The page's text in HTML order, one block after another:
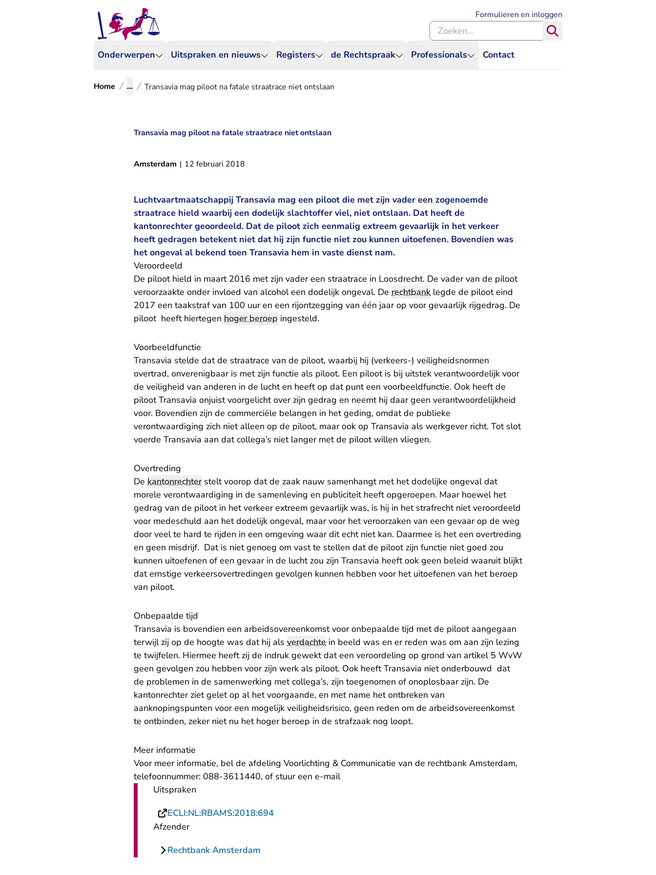
Onderwerpen Uitspraken en nieuws Registers de Rechtspraak Professionals Contact
Formulieren en inloggen
Zoeken binnen de Rechtspraak
Home ... Transavia mag piloot na fatale straatrace niet ontslaan
Transavia mag piloot na fatale straatrace niet ontslaan
Amsterdam | 12 februari 2018
Luchtvaartmaatschappij Transavia mag een piloot die met zijn vader een zogenoemde
straatrace hield waarbij een dodelijk slachtoffer viel, niet ontslaan. Dat heeft de
kantonrechter geoordeeld. Dat de piloot zich eenmalig extreem gevaarlijk in het verkeer
heeft gedragen betekent niet dat hij zijn functie niet zou kunnen uitoefenen. Bovendien was
het ongeval al bekend toen Transavia hem in vaste dienst nam.
Veroordeeld
De piloot hield in maart 2016 met zijn vader een straatrace in Loosdrecht. De vader van de piloot
veroorzaakte onder invloed van alcohol een dodelijk ongeval. De rechtbank legde de piloot eind
2017 een taakstraf van 100 uur en een rijontzegging van één jaar op voor gevaarlijk rijgedrag. De
piloot heeft hiertegen hoger beroep ingesteld.
Voorbeeldfunctie
Transavia stelde dat de straatrace van de piloot, waarbij hij (verkeers-) veiligheidsnormen
overtrad, onverenigbaar is met zijn functie als piloot. Een piloot is bij uitstek verantwoordelijk voor
de veiligheid van anderen in de lucht en heeft op dat punt een voorbeeldfunctie. Ook heeft de
piloot Transavia onjuist voorgelicht over zijn gedrag en neemt hij daar geen verantwoordelijkheid
voor. Bovendien zijn de commerciële belangen in het geding, omdat de publieke
verontwaardiging zich niet alleen op de piloot, maar ook op Transavia als werkgever richt. Tot slot
voerde Transavia aan dat collega’s niet langer met de piloot willen vliegen.
Overtreding
De kantonrechterstelt voorop dat de zaak nauw samenhangt met het dodelijke ongeval dat
morele verontwaardiging in de samenleving en publiciteit heeft opgeroepen. Maar hoewel het
gedrag van de piloot in het verkeer extreem gevaarlijk was, is hij in het strafrecht niet veroordeeld
voor medeschuld aan het dodelijk ongeval, maar voor het veroorzaken van een gevaar op de weg
door veel te hard te rijden in een omgeving waar dit echt niet kan. Daarmee is het een overtreding
en geen misdrijf. Dat is niet genoeg om vast te stellen dat de piloot zijn functie niet goed zou
kunnen uitoefenen of een gevaar in de lucht zou zijn Transavia heeft ook geen beleid waaruit blijkt
dat ernstige verkeersovertredingen gevolgen kunnen hebben voor het uitoefenen van het beroep
van piloot.
Onbepaalde tijd
Transavia is bovendien een arbeidsovereenkomst voor onbepaalde tijd met de piloot aangegaan
terwijl zij op de hoogte was dat hij als verdachte in beeld was en er reden was om aan zijn lezing
te twijfelen. Hiermee heeft zij de indruk gewekt dat een veroordeling op grond van artikel 5 WvW
geen gevolgen zou hebben voor zijn werk als piloot. Ook heeft Transavia niet onderbouwd dat
de problemen in de samenwerking met collega’s, zijn toegenomen of onoplosbaar zijn. De
kantonrechter ziet gelet op al het voorgaande, en met name het ontbreken van
aanknopingspunten voor een mogelijk veiligheidsrisico, geen reden om de arbeidsovereenkomst
te ontbinden, zeker niet nu het hoger beroep in de strafzaak nog loopt.
Meer informatie
Voor meer informatie, bel de afdeling Voorlichting & Communicatie van de rechtbank Amsterdam,
telefoonnummer: 088-3611440, of stuur een e-mail- U verlaat Rechtspraak.nl
Uitspraken
ECLI:NL:RBAMS:2018:694- U verlaat Rechtspraak.nl
Afzender
Rechtbank Amsterdam